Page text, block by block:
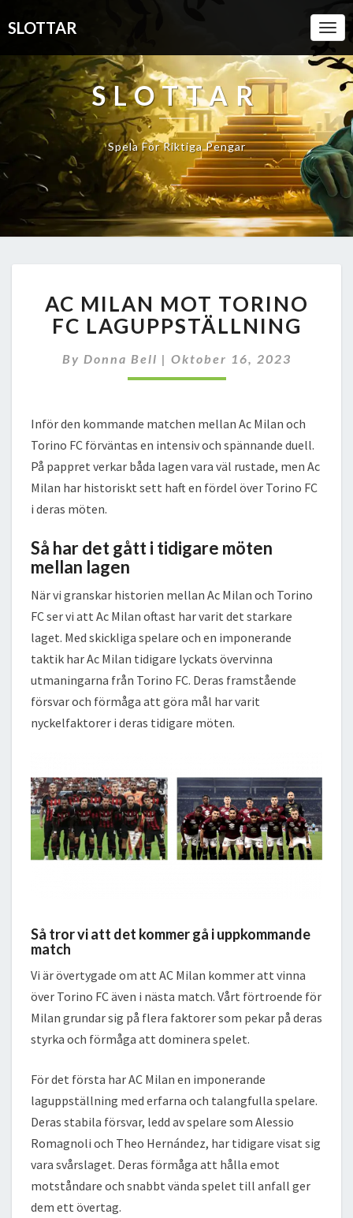
SLOTTAR
SLOTTAR
Spela För Riktiga Pengar
MILAN
MOT
TORINO
FC
AC MILAN MOT TORINO
FC LAGUPPSTÄLLNING
By Donna Bell | Oktober 16, 2023
Inför den kommande matchen mellan Ac Milan och
Torino FC förväntas en intensiv och spännande duell.
På pappret verkar båda lagen vara väl rustade, men Ac
Milan har historiskt sett haft en fördel över Torino FC
i deras möten.
Så har det gått i tidigare möten
mellan lagen
När vi granskar historien mellan Ac Milan och Torino
FC ser vi att Ac Milan oftast har varit det starkare
laget. Med skickliga spelare och en imponerande
taktik har Ac Milan tidigare lyckats övervinna
utmaningarna från Torino FC. Deras framstående
försvar och förmåga att göra mål har varit
nyckelfaktorer i deras tidigare möten.
Så tror vi att det kommer gå i uppkommande
match
Vi är övertygade om att AC Milan kommer att vinna
över Torino FC även i nästa match. Vårt förtroende för
Milan grundar sig på flera faktorer som pekar på deras
styrka och förmåga att dominera spelet.
För det första har AC Milan en imponerande
laguppställning med erfarna och talangfulla spelare.
Deras stabila försvar, ledd av spelare som Alessio
Romagnoli och Theo Hernández, har tidigare visat sig
vara svårslaget. Deras förmåga att hålla emot
motståndare och snabbt vända spelet till anfall ger
dem ett övertag.